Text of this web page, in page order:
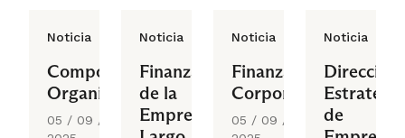
Noticia
Comportamiento
Organizacional
05 / 09 /
Noticia
Finanzas
de la
Empresa
Noticia
Finanzas
Corporativas
05 / 09 /
Noticia
Dirección
de